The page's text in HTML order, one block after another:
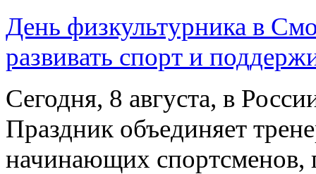
День физкультурника в
развивать спорт и
Сегодня, 8 августа, в
Праздник объединяет
начинающих